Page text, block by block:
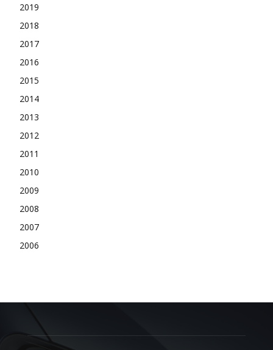
2019
2018
2017
2016
2015
2014
2013
2012
2011
2010
2009
2008
2007
2006